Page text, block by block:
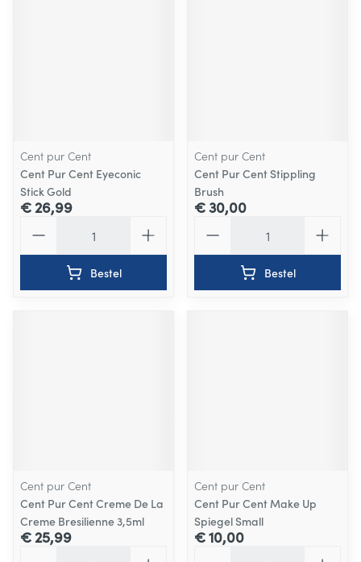
Cent pur Cent
Cent Pur Cent Eyeconic
Stick Gold
€ 26,99
Bestel
Cent pur Cent
Cent Pur Cent Stippling
Brush
€ 30,00
Bestel
Cent pur Cent
Cent Pur Cent Creme De La
Creme Bresilienne 3,5ml
€ 25,99
Cent pur Cent
Cent Pur Cent Make Up
Spiegel Small
€ 10,00